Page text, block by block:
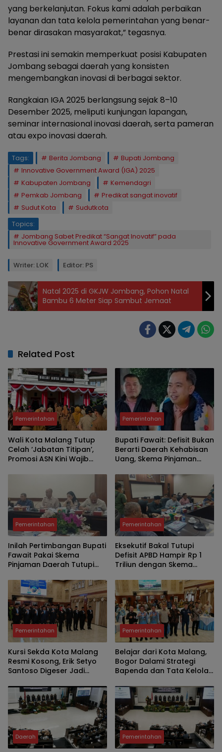
yang berkelanjutan. Fokus kami adalah perbaikan
layanan dan tata kelola pemerintahan yang benar-
benar dirasakan masyarakat,” tegasnya.
Prestasi ini semakin memperkuat posisi Kabupaten
Jombang sebagai daerah yang konsisten
mengembangkan inovasi di berbagai sektor.
Rangkaian IGA 2025 berlangsung sejak 8–10
Desember 2025, meliputi kunjungan lapangan,
seminar internasional inovasi daerah, serta pameran
atau expo inovasi daerah.
Tags: Berita Jombang
Bupati Jombang
Innovative Government Award (IGA) 2025
Kabupaten Jombang
Kemendagri
Pemkab Jombang
Predikat sangat inovatif
Sudut Kota
Sudutkota
Topics:
Jombang Sabet Predikat “Sangat Inovatif” pada
Innovative Government Award 2025
Writer: LOK Editor: PS
Natal 2025 di GKJW Jombang, Pohon Natal
Bambu 6 Meter Siap Sambut Jemaat
Related Post
Pemerintahan
Wali Kota Malang Tutup
Celah ‘Jabatan Titipan’,
Promosi ASN Kini Wajib
dan Sistem Merit
Pemerintahan
Bupati Fawait: Defisit Bukan
Berarti Daerah Kehabisan
Uang, Skema Pinjaman
Jember Sehat
Pemerintahan
Inilah Pertimbangan Bupati
Fawait Pakai Skema
Pinjaman Daerah Tutupi
Pemerintahan
Eksekutif Bakal Tutupi
Defisit APBD Hampir Rp 1
Triliun dengan Skema
Pemerintahan
Kursi Sekda Kota Malang
Resmi Kosong, Erik Setyo
Santoso Digeser Jadi
Baru Manajemen Talenta
Pemerintahan
Belajar dari Kota Malang,
Bogor Dalami Strategi
Bapenda dan Tata Kelola
Daerah Pemerintahan